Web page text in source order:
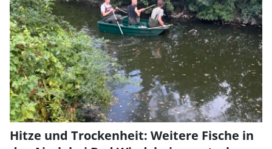
Hitze und Trockenheit: Weitere Fische in